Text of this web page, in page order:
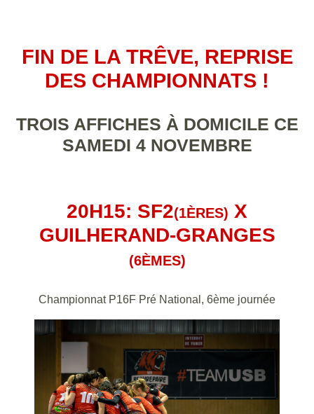
FIN DE LA TRÊVE, REPRISE
DES CHAMPIONNATS !
TROIS AFFICHES À DOMICILE CE
SAMEDI 4 NOVEMBRE
20H15: SF2(1ÈRES) X
GUILHERAND-GRANGES
(6ÈMES)
Championnat P16F Pré National, 6ème journée